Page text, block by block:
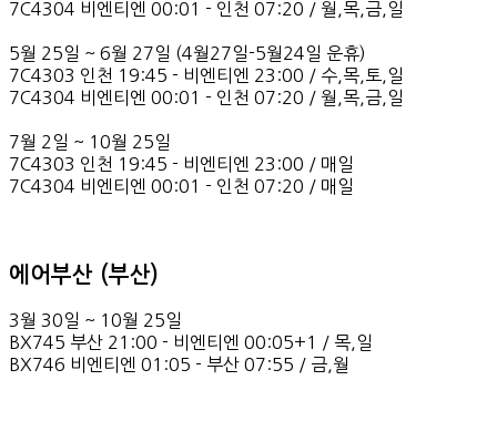
7C4304 비엔티엔 00:01 - 인천 07:20 / 월,목,금,일
5월 25일 ~ 6월 27일 (4월27일-5월24일 운휴)
7C4303 인천 19:45 - 비엔티엔 23:00 / 수,목,토,일
7C4304 비엔티엔 00:01 - 인천 07:20 / 월,목,금,일
7월 2일 ~ 10월 25일
7C4303 인천 19:45 - 비엔티엔 23:00 / 매일
7C4304 비엔티엔 00:01 - 인천 07:20 / 매일
에어부산 (부산)
3월 30일 ~ 10월 25일
BX745 부산 21:00 - 비엔티엔 00:05+1 / 목,일
BX746 비엔티엔 01:05 - 부산 07:55 / 금,월